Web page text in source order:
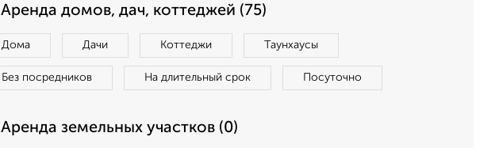
Аренда домов, дач, коттеджей (75)
Дома Дачи Коттеджи Таунхаусы
Без посредников На длительный срок Посуточно
Аренда земельных участков (0)